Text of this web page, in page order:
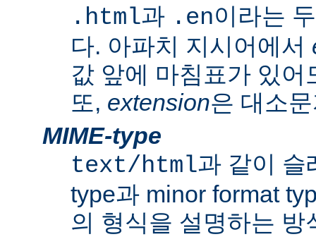
.html과 .en이라는
다. 아파치 지시어에서
값 앞에 마침표가 있
또, extension은 대소
MIME-type
text/html과 같이 슬
type과 minor format
의 형식을 설명하는 방